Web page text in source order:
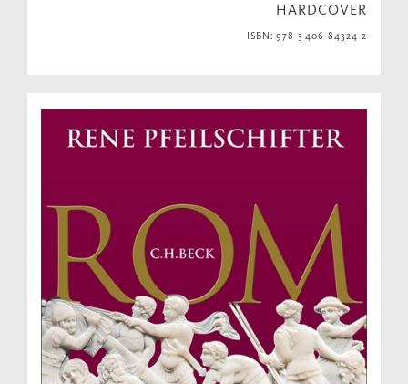
HARDCOVER
ISBN: 978-3-406-84324-2